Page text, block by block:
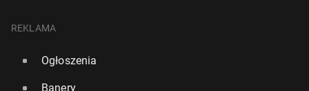
REKLAMA
Ogłoszenia
Banery